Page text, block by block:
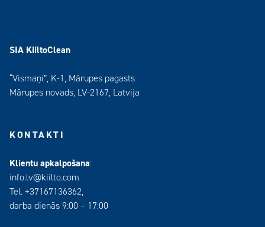
SIA KiiltoClean
“Vismaņi”, K-1, Mārupes pagasts
Mārupes novads, LV-2167, Latvija
KONTAKTI
Klientu apkalpošana:
info.lv@kiilto.com
Tel. +37167136362,
darba dienās 9:00 – 17:00